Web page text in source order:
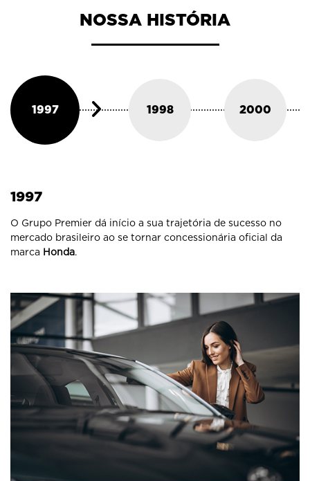
NOSSA HISTÓRIA
1997 1998 2000
1997
O Grupo Premier dá início a sua trajetória de sucesso no
mercado brasileiro ao se tornar concessionária oficial da
marca Honda.